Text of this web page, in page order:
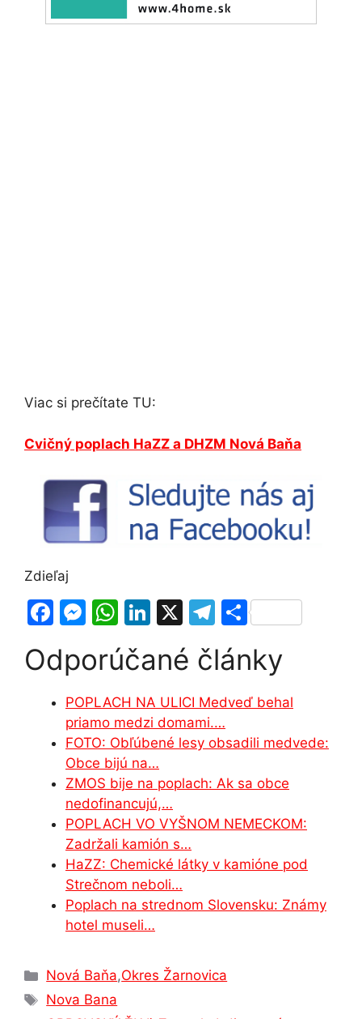
Viac si prečítate TU:
Cvičný poplach HaZZ a DHZM Nová Baňa
Zdieľaj
F
c
e
b
o
o
k
M
s
s
e
n
g
er
W
at
s
A
p
p
Li
k
e
dI
n
X
T
e
gr
a
m
S
ar
e
Odporúčané články
POPLACH NA ULICI Medveď behal
priamo medzi domami.…
FOTO: Obľúbené lesy obsadili medvede:
Obce bijú na…
ZMOS bije na poplach: Ak sa obce
nedofinancujú,…
POPLACH VO VYŠNOM NEMECKOM:
Zadržali kamión s…
HaZZ: Chemické látky v kamióne pod
Strečnom neboli…
Poplach na strednom Slovensku: Známy
hotel museli…
Kategórie
Nová Baňa,Okres Žarnovica
Značky
Nova Bana